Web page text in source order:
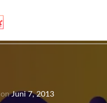
onJuni 7, 2013